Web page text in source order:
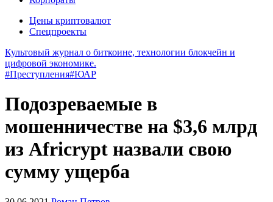
Цены криптовалют
Спецпроекты
Культовый журнал о биткоине, технологии блокчейн и
цифровой экономике.
#Преступления#ЮАР
Подозреваемые в
мошенничестве на $3,6 млрд
из Africrypt назвали свою
сумму ущерба